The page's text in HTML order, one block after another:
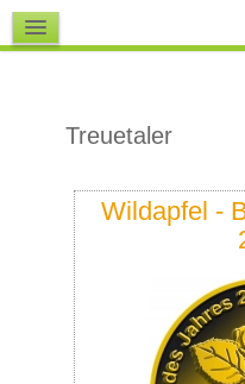
Downloads
Treuetaler
Wildapfel -